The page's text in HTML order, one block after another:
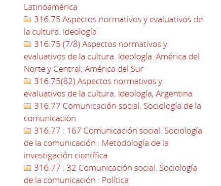
Latinoamérica
316.75 Aspectos normativos y evaluativos de
la cultura. Ideología
316.75 (7/8) Aspectos normativos y
evaluativos de la cultura. Ideología. América del
Norte y Central, América del Sur
316.75(82) Aspectos normativos y
evaluativos de la cultura. Ideología, Argentina
316.77 Comunicación social. Sociología de la
comunicación
316.77 : 167 Comunicación social. Sociología
de la comunicación : Metodología de la
investigación científica
316.77 : 32 Comunicación social. Sociología
de la comunicación : Política